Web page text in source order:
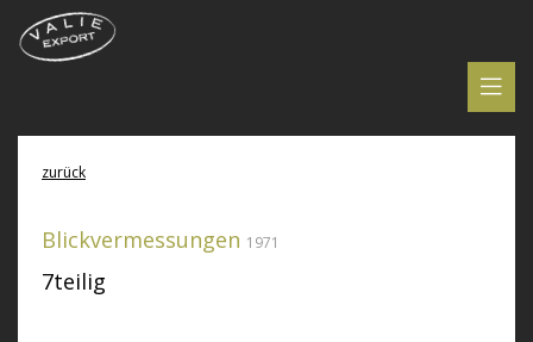
zurück
Blickvermessungen 1971
7teilig